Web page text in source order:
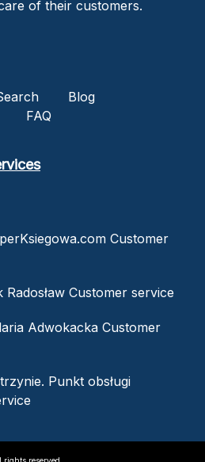
of their customers.
Blog
FAQ
Customer
Customer service
Adwokacka Customer
Punkt obsługi
reserved.